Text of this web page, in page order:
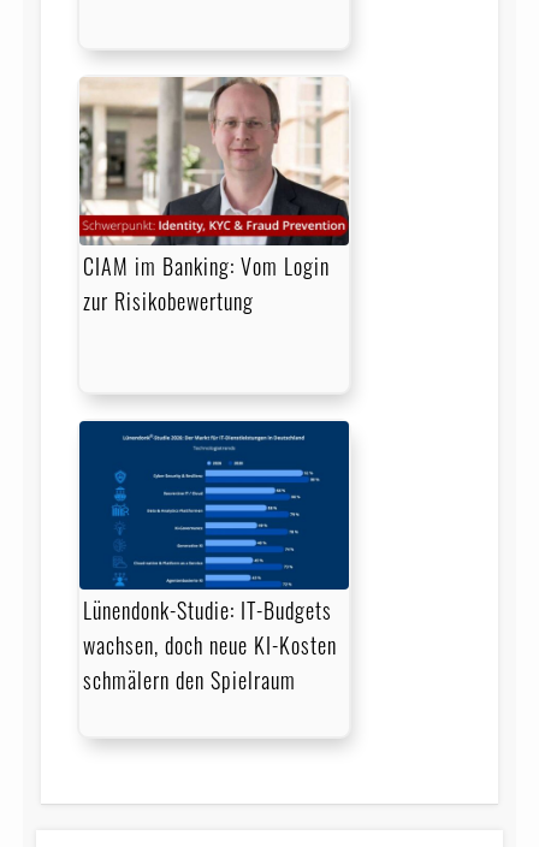
CIAM im Banking: Vom Login
zur Risikobewertung
Lünendonk-Studie: IT-Budgets
wachsen, doch neue KI-Kosten
schmälern den Spielraum